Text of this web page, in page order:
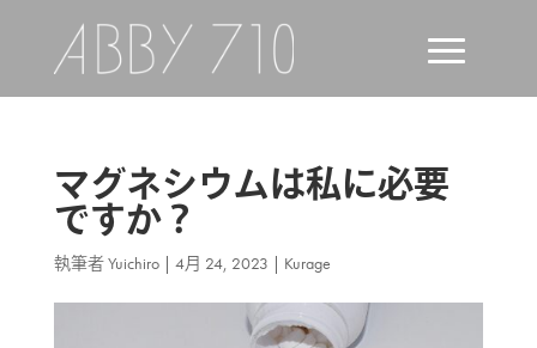
マグネシウムは私に必要
ですか？
執筆者Yuichiro| 4月 24, 2023 | Kurage